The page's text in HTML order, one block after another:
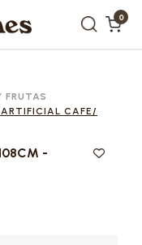
0
FRUTAS
CAFE/
-